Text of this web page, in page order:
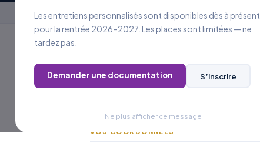
Les entretiens personnalisés sont disponibles dès à présent
pour la rentrée 2026–2027. Les places sont limitées — ne
tardez pas.
Demander une documentation S’inscrire
Ne plus afficher ce message
Accueil › Candidature à une offre d’emploi
Postuler àune offre
VOS COORDONNÉES